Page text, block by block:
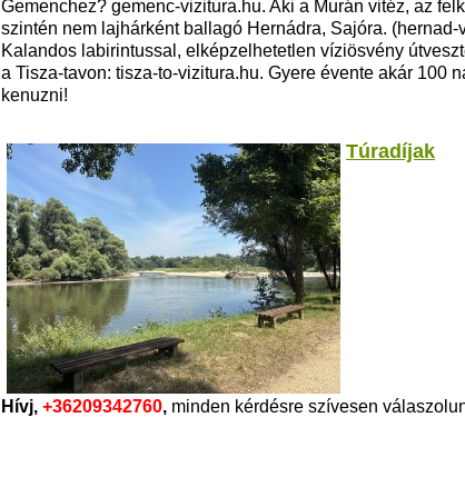
Gemenchez? gemenc-vizitura.hu. Aki a Murán vitéz, az
szintén nem lajhárként ballagó Hernádra, Sajóra. (hernad-
Kalandos labirintussal, elképzelhetetlen víziösvény
a Tisza-tavon: tisza-to-vizitura.hu. Gyere évente akár 100
kenuzni!
Túradíjak
Hívj, +36209342760, minden kérdésre szívesen